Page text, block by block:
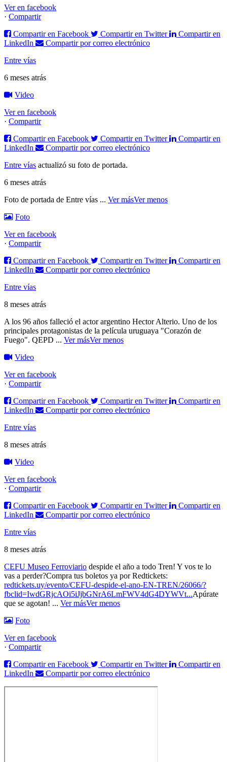
Ver en facebook
· Compartir
Compartir en Facebook
Compartir en Twitter
Compartir en
LinkedIn
Compartir por correo electrónico
Entre vías
6 meses atrás
Video
Ver en facebook
· Compartir
Compartir en Facebook
Compartir en Twitter
Compartir en
LinkedIn
Compartir por correo electrónico
Entre vías actualizó su foto de portada.
6 meses atrás
Foto de portada de Entre vías ... Ver másVer menos
Foto
Ver en facebook
· Compartir
Compartir en Facebook
Compartir en Twitter
Compartir en
LinkedIn
Compartir por correo electrónico
Entre vías
8 meses atrás
A los 96 años falleció el actor argentino Hector Alterio. Uno de los
principales protagonistas de la película uruguaya "Corazón de
Fuego". QEPD ... Ver másVer menos
Video
Ver en facebook
· Compartir
Compartir en Facebook
Compartir en Twitter
Compartir en
LinkedIn
Compartir por correo electrónico
Entre vías
8 meses atrás
Video
Ver en facebook
· Compartir
Compartir en Facebook
Compartir en Twitter
Compartir en
LinkedIn
Compartir por correo electrónico
Entre vías
8 meses atrás
CEFU Museo Ferroviario despide el año a todo Tren! Y vos te lo
vas a perder?Compra tus boletos ya por Redtickets:
redtickets.uy/evento/CEFU-despide-el-ano-EN-TREN/26066/?
fbclid=IwdGRjcAOi5iJjbGNrA6LmFWV4dG4DYWVt...Apúrate
que se agotan! ... Ver másVer menos
Foto
Ver en facebook
· Compartir
Compartir en Facebook
Compartir en Twitter
Compartir en
LinkedIn
Compartir por correo electrónico